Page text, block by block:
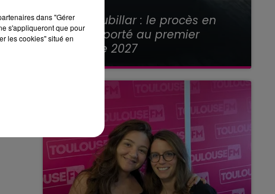
Affaire Jubillar : le procès en
appel reporté au premier
semestre 2027
dans "Gérer
s'appliqueront que pour
les cookies" situé en